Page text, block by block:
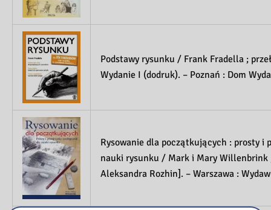
Podstawy rysunku / Frank Fradella ;
Wydanie I (dodruk). – Poznań : Dom
Rysowanie dla początkujących : prosty i
nauki rysunku / Mark i Mary Willenbrink
Aleksandra Rozhin]. – Warszawa :